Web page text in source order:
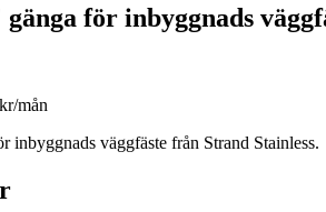
för inbyggnads
kr/mån
väggfäste från Strand Stainless.